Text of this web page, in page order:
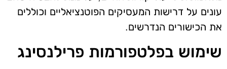
עונים על דרישות המעסיקים הפוטנציאליים וכוללים
את הכישורים הנדרשים.
שימוש בפלטפורמות פרילנסינג